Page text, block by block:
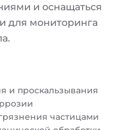
и оснащаться
для мониторинга
и проскальзывания
частицами